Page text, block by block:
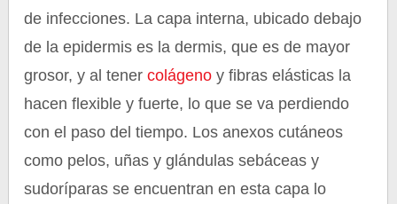
de infecciones. La capa interna, ubicado debajo
de la epidermis es la dermis, que es de mayor
grosor, y al tener colágeno y fibras elásticas la
hacen flexible y fuerte, lo que se va perdiendo
con el paso del tiempo. Los anexos cutáneos
como pelos, uñas y glándulas sebáceas y
sudoríparas se encuentran en esta capa lo